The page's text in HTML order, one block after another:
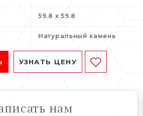
59.8 x 59.8
Натуральный камень
УЗНАТЬ ЦЕНУ
нам